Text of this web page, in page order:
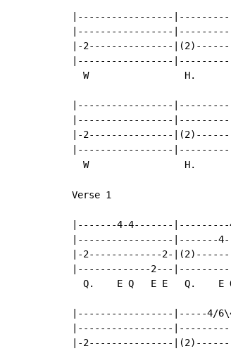
|-----------------
|-----------------
|-2---------------
|-----------------
W                 H.
|-----------------
|-----------------
|-2---------------
|-----------------
W
Verse 1
|-------4-4-------
|-----------------|-------
|-2-------------2-
|-------------2---
Q.    E Q   E E   Q.    E
|-----------------|-----4/
|-----------------
|-2---------------